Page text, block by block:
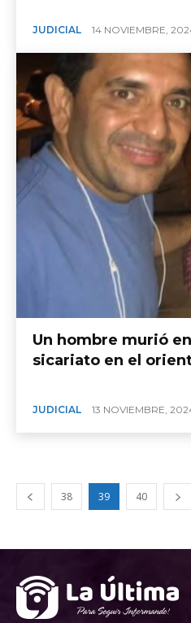
JUDICIAL 14 NOVIEMBRE,
Un hombre murió
sicariato en el
JUDICIAL 13 NOVIEMBRE,
38 39 40